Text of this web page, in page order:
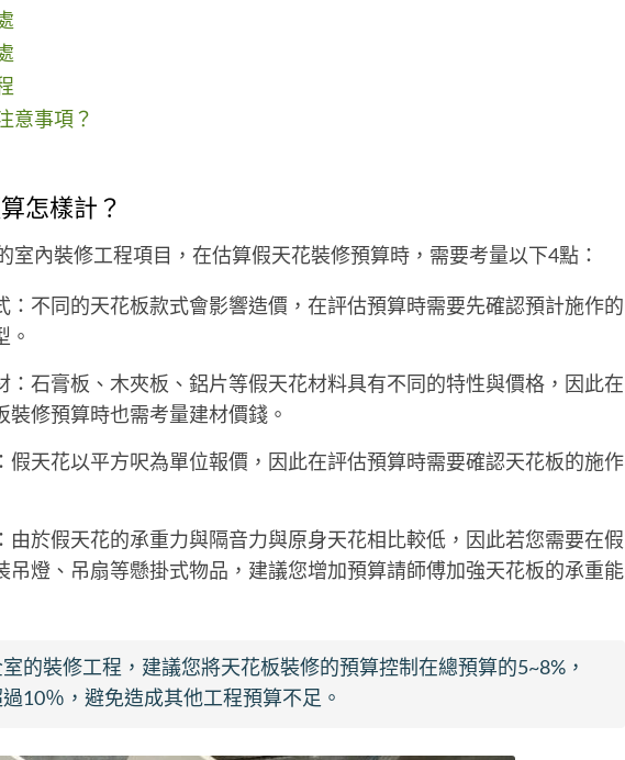
意事項？
怎樣計？
室內裝修工程項目，在估算假天花裝修預算時，需要考量以下4點：
：不同的天花板款式會影響造價，在評估預算時需要先確認預計施作的
。
：石膏板、木夾板、鋁片等假天花材料具有不同的特性與價格，因此在
裝修預算時也需考量建材價錢。
假天花以平方呎為單位報價，因此在評估預算時需要確認天花板的施作
由於假天花的承重力與隔音力與原身天花相比較低，因此若您需要在假
吊燈、吊扇等懸掛式物品，建議您增加預算請師傅加強天花板的承重能
的裝修工程，建議您將天花板裝修的預算控制在總預算的5~8%，
10％，避免造成其他工程預算不足。